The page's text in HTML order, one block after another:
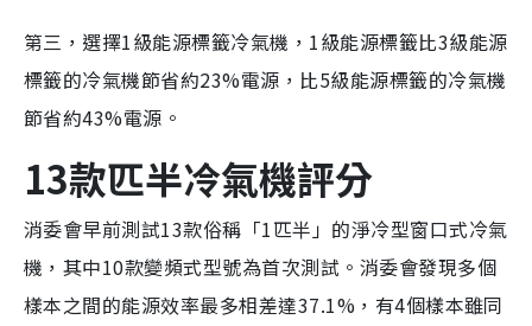
第三，選擇1級能源標籤冷氣機，1級能源標籤比3級能源
標籤的冷氣機節省約23%電源，比5級能源標籤的冷氣機
節省約43%電源。
13款匹半冷氣機評分
消委會早前測試13款俗稱「1匹半」的淨冷型窗口式冷氣
機，其中10款變頻式型號為首次測試。消委會發現多個
樣本之間的能源效率最多相差達37.1%，有4個樣本雖同